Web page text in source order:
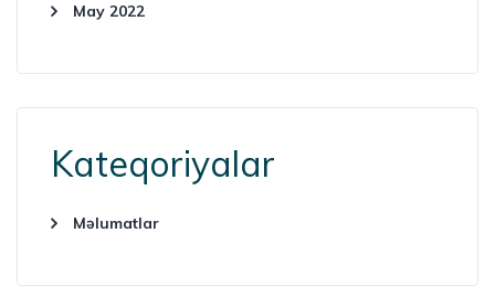
May 2022
Kateqoriyalar
Məlumatlar